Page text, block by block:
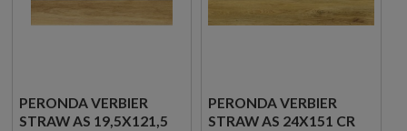
PERONDA VERBIER
STRAW AS 19,5X121,5
PERONDA VERBIER
STRAW AS 24X151 CR